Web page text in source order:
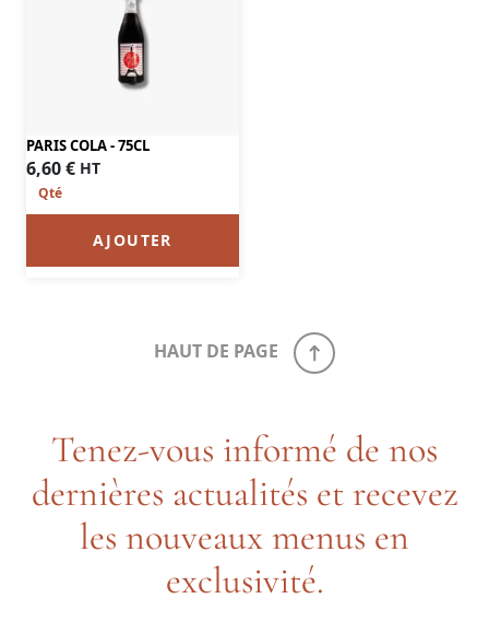
PARIS COLA - 75CL
6,60€ HT
AJOUTER
HAUT DE PAGE
Tenez-vous informé de nos
dernières actualités et recevez
les nouveaux menus en
exclusivité.